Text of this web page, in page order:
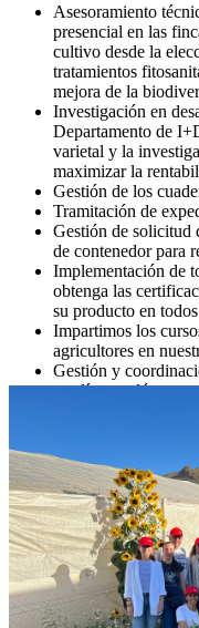
Asesoramiento
presencial en las
cultivo desde la
tratamientos
mejora de la
Investigación en
Departamento de
varietal y la
maximizar la
Gestión de los
Tramitación de
Gestión de solicitud
de contenedor para
Implementación de
obtenga las
su producto en
Impartimos los
agricultores en
Gestión y
sandía y melón.